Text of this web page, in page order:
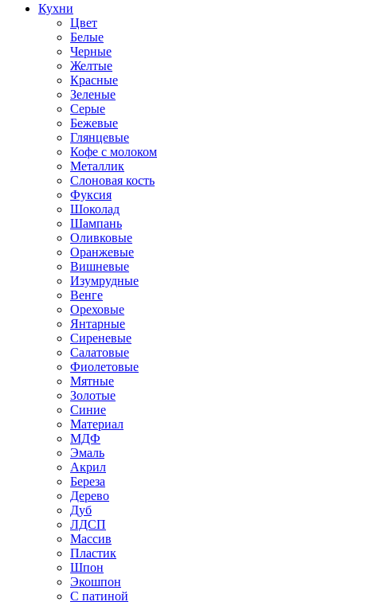
Кухни
Цвет
Белые
Черные
Желтые
Красные
Зеленые
Серые
Бежевые
Глянцевые
Кофе с молоком
Металлик
Слоновая кость
Фуксия
Шоколад
Шампань
Оливковые
Оранжевые
Вишневые
Изумрудные
Венге
Ореховые
Янтарные
Сиреневые
Салатовые
Фиолетовые
Мятные
Золотые
Синие
Материал
МДФ
Эмаль
Акрил
Береза
Дерево
Дуб
ЛДСП
Массив
Пластик
Шпон
Экошпон
С патиной